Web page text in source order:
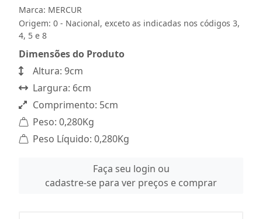
Marca: MERCUR
Origem: 0 - Nacional, exceto as indicadas nos códigos 3,
4, 5 e 8
Dimensões do Produto
Altura: 9cm
Largura: 6cm
Comprimento: 5cm
Peso: 0,280Kg
Peso Líquido: 0,280Kg
Faça seu login ou
cadastre-se para ver preços e comprar